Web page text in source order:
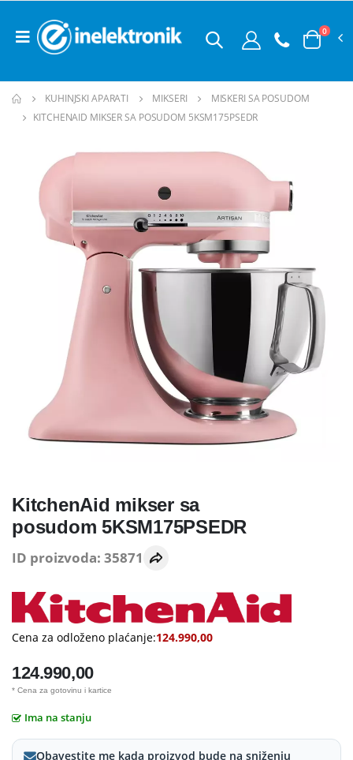
0
KUHINJSKI APARATI MIKSERI
MISKERI SA POSUDOM
KITCHENAID MIKSER SA POSUDOM 5KSM175PSEDR
KitchenAid mikser sa
posudom 5KSM175PSEDR
ID proizvoda: 35871
Cena za odloženo plaćanje:124.990,00
124.990,00
* Cena za gotovinu i kartice
Ima na stanju
Obavestite me kada proizvod bude na sniženju